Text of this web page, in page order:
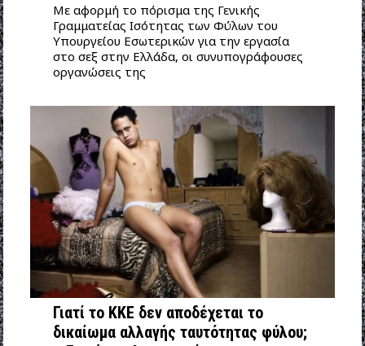
Με αφορμή το πόρισμα της Γενικής
Γραμματείας Ισότητας των Φύλων του
Υπουργείου Εσωτερικών για την εργασία
στο σεξ στην Ελλάδα, οι συνυπογράφουσες
οργανώσεις της
Γιατί το ΚΚΕ δεν αποδέχεται το
δικαίωμα αλλαγής ταυτότητας φύλου;